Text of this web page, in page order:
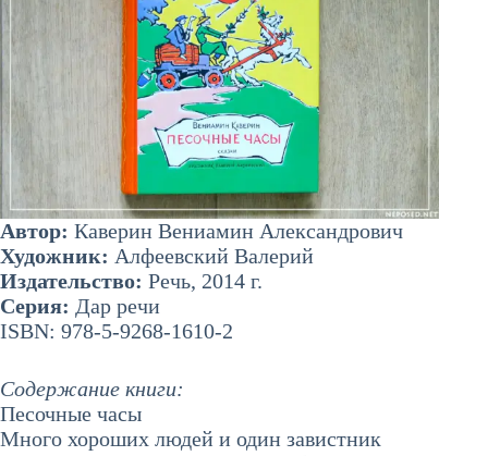
Автор: Каверин Вениамин Александрович
Художник: Алфеевский Валерий
Издательство: Речь, 2014 г.
Серия: Дар речи
ISBN: 978-5-9268-1610-2
Содержание книги:
Песочные часы
Много хороших людей и один завистник